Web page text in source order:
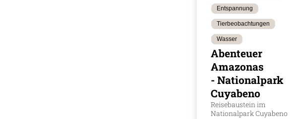
Entspannung
Tierbeobachtungen
Wasser
Abenteuer
Amazonas
- Nationalpark
Cuyabeno
Reisebaustein im
Nationalpark Cuyabeno